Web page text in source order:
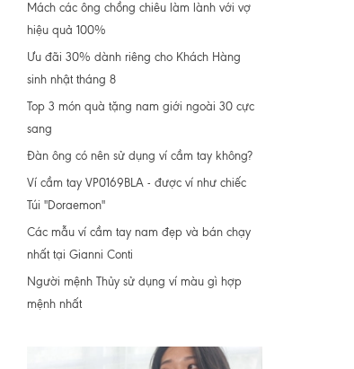
Mách các ông chồng chiêu làm lành với vợ
hiệu quả 100%
Ưu đãi 30% dành riêng cho Khách Hàng
sinh nhật tháng 8
Top 3 món quà tặng nam giới ngoài 30 cực
sang
Đàn ông có nên sử dụng ví cầm tay không?
Ví cầm tay VP0169BLA - được ví như chiếc
Túi "Doraemon"
Các mẫu ví cầm tay nam đẹp và bán chạy
nhất tại Gianni Conti
Người mệnh Thủy sử dụng ví màu gì hợp
mệnh nhất